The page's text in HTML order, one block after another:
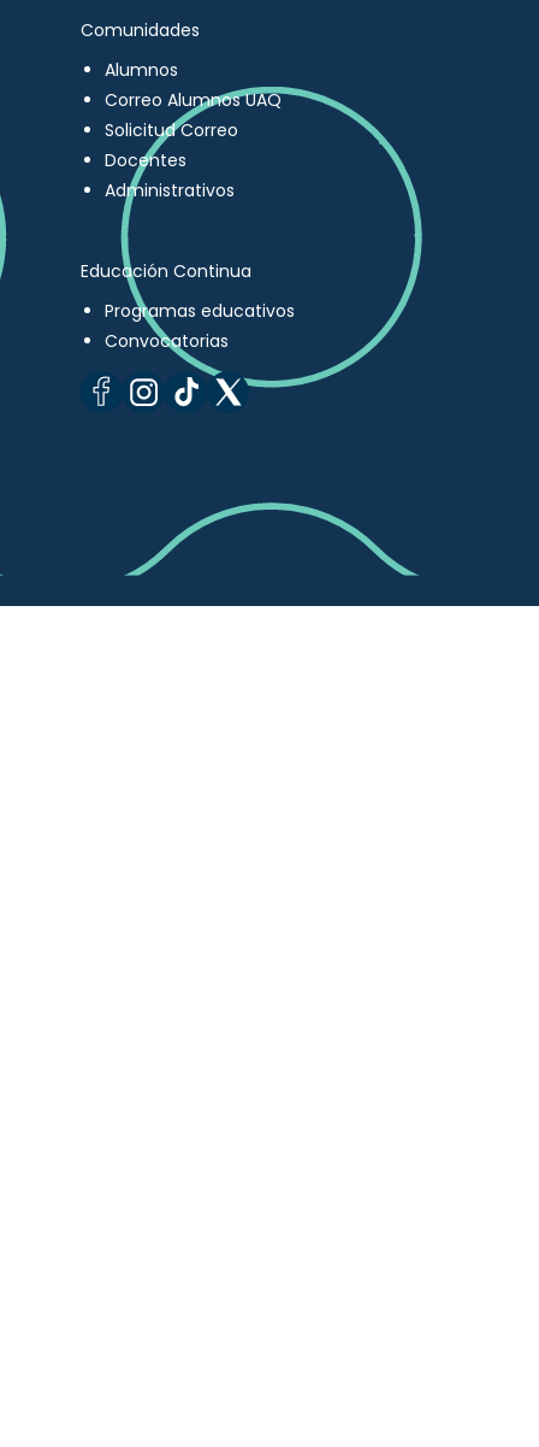
Comunidades
Alumnos
Correo Alumnos UAQ
Solicitud Correo
Docentes
Administrativos
Educación Continua
Programas educativos
Convocatorias